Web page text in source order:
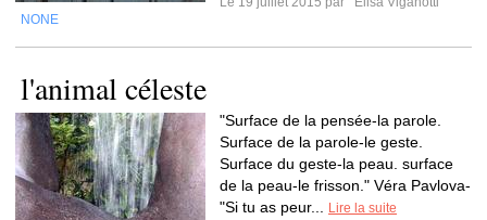
NONE
l'animal céleste
"Surface de la pensée-la parole.
Surface de la parole-le geste.
Surface du geste-la peau. surface
de la peau-le frisson." Véra Pavlova-
"Si tu as peur...
Lire la suite